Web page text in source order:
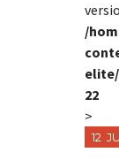
/
22
>
12